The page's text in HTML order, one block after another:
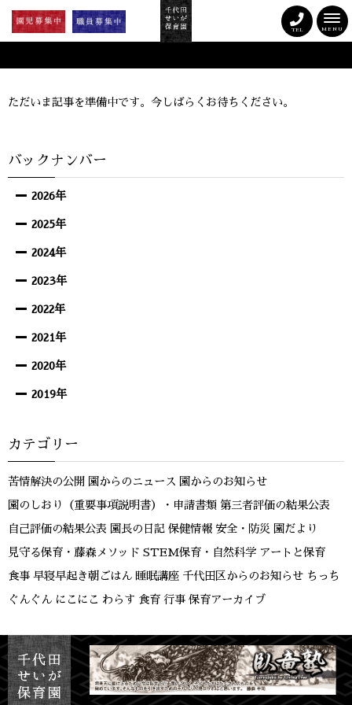
MENU
TEL
ただいま記事を準備中です。今しばらくお待ちください。
バックナンバー
2026年
2025年
2024年
2023年
2022年
2021年
2020年
2019年
カテゴリー
苦情解決の公開 園からのニュース 園からのお知らせ
園のしおり（重要事項説明書）・申請書類 第三者評価の結果公表
自己評価の結果公表 園長の日記 保健情報 安全・防災 園だより
見守る保育・藤森メソッド STEM保育・自然科学 アートと保育
食事 早寝早起き朝ごはん 睡眠講座 千代田区からのお知らせ ちっち
ぐんぐん にこにこ わらす 食育 行事 保育アーカイブ